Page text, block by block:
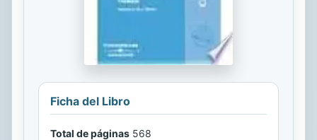
Ficha del Libro
Total de páginas 568